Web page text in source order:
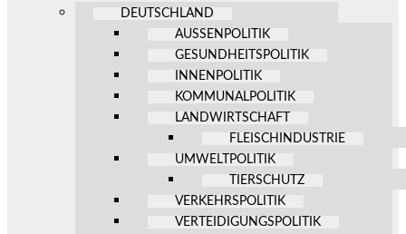
DEUTSCHLAND
AUSSENPOLITIK
GESUNDHEITSPOLITIK
INNENPOLITIK
KOMMUNALPOLITIK
LANDWIRTSCHAFT
FLEISCHINDUSTRIE
UMWELTPOLITIK
TIERSCHUTZ
VERKEHRSPOLITIK
VERTEIDIGUNGSPOLITIK